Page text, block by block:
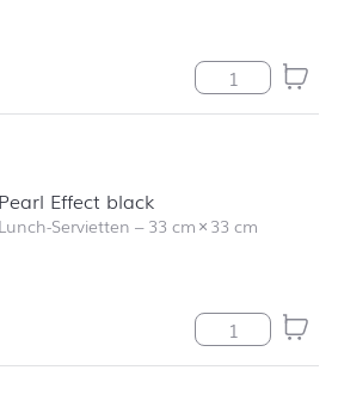
Modern
Pearl Effect black
Lunch-Servietten –33 cm×33 cm
Pearl Effect